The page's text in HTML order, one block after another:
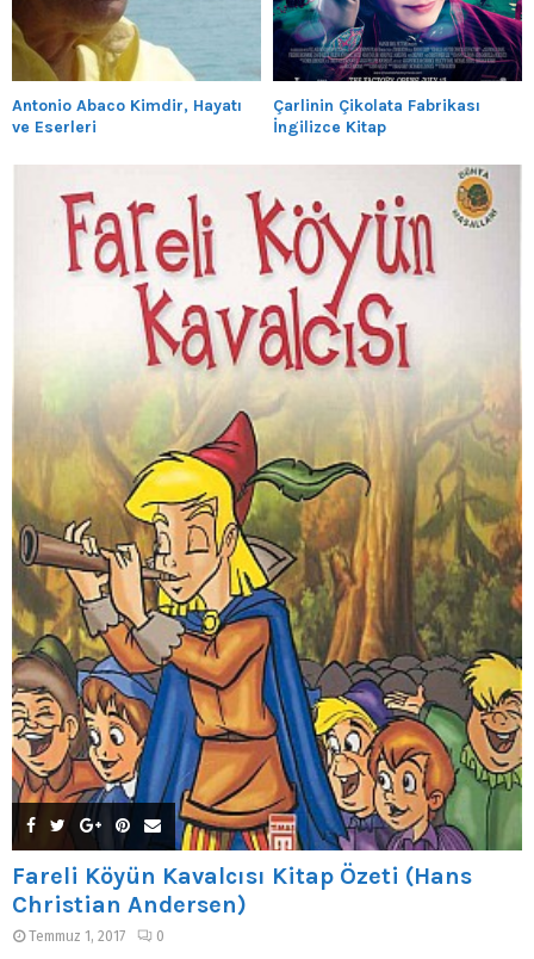
Antonio Abaco Kimdir, Hayatı
ve Eserleri
Çarlinin Çikolata Fabrikası
İngilizce Kitap
Fareli Köyün Kavalcısı Kitap Özeti (Hans
Christian Andersen)
Temmuz 1, 2017 0